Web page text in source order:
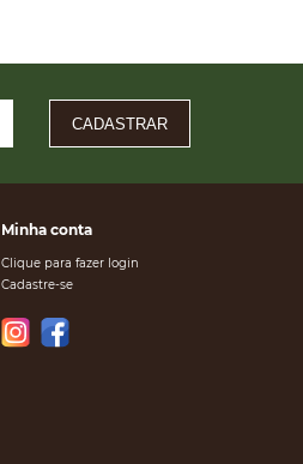
CADASTRAR
Minha conta
Clique para fazer login
Cadastre-se